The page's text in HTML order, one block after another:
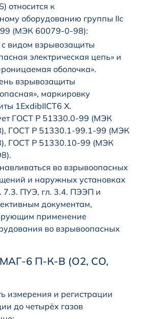
относится к
оборудованию группы IIc
(МЭК 60079-0-98):
видом взрывозащиты
электрическая цепь» и
оболочка».
взрывозащиты
маркировку
1ExdibIICT6 X.
ГОСТ Р 51330.0-99 (МЭК
ГОСТ Р 51330.1-99.1-99 (МЭК
ГОСТ Р 51330.10-99 (МЭК
во взрывоопасных
и наружных установках
7.3. ПУЭ, гл. 3.4. ПЭЭП и
документам,
применение
во взрывоопасных
МАГ-6 П-К-В (О2, CO,
измерения и регистрации
до четырёх газов